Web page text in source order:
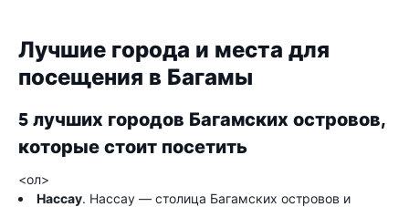
Лучшие города и места для
посещения в Багамы
5 лучших городов Багамских островов,
которые стоит посетить
<ол>
Нассау. Нассау — столица Багамских островов и